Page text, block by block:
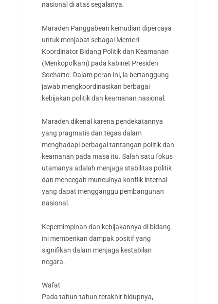
nasional di atas segalanya.
Maraden Panggabean kemudian dipercaya
untuk menjabat sebagai Menteri
Koordinator Bidang Politik dan Keamanan
(Menkopolkam) pada kabinet Presiden
Soeharto. Dalam peran ini, ia bertanggung
jawab mengkoordinasikan berbagai
kebijakan politik dan keamanan nasional.
Maraden dikenal karena pendekatannya
yang pragmatis dan tegas dalam
menghadapi berbagai tantangan politik dan
keamanan pada masa itu. Salah satu fokus
utamanya adalah menjaga stabilitas politik
dan mencegah munculnya konflik internal
yang dapat mengganggu pembangunan
nasional.
Kepemimpinan dan kebijakannya di bidang
ini memberikan dampak positif yang
signifikan dalam menjaga kestabilan
negara.
Wafat
Pada tahun-tahun terakhir hidupnya,